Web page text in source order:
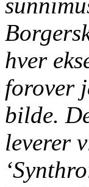
hver
forover
bilde.
leverer